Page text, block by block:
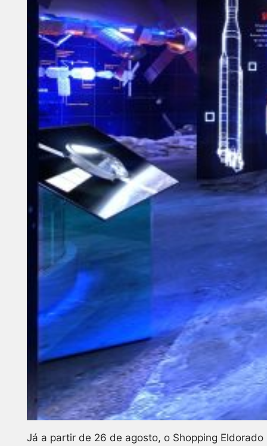
Já a partir de 26 de agosto, o Shopping